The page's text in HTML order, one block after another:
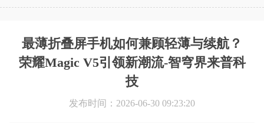
最薄折叠屏手机如何兼顾轻薄与续航？
荣耀Magic V5引领新潮流-智穹界来普科
技
发布时间：2026-06-30 09:23:20